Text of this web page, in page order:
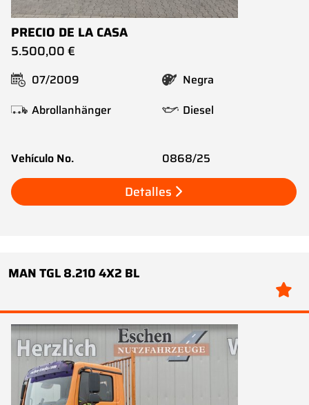
PRECIO DE LA CASA
5.500,00 €
07/2009
Negra
Abrollanhänger
Diesel
Vehículo No. 0868/25
Detalles
MAN TGL 8.210 4X2 BL